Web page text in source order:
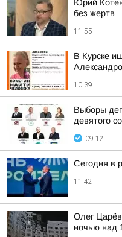
Юрий
без жертв
11:55
В Курске
10:39
Выборы
девятого
09:12
Сегодня в
11:42
Олег
ночью над